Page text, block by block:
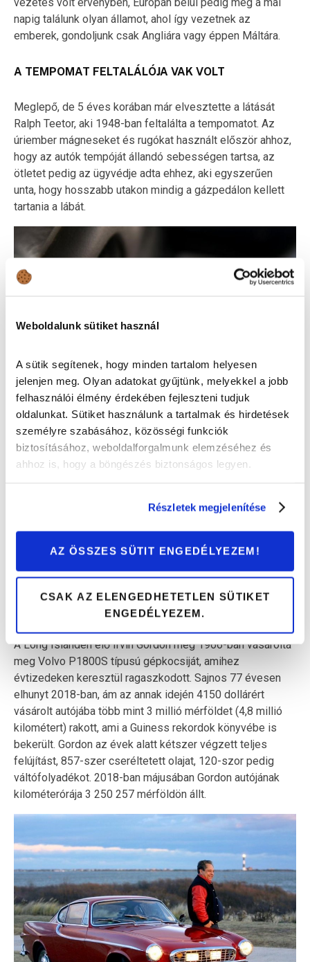
Weboldalunk sütiket használ
A sütik segítenek, hogy minden tartalom helyesen
jelenjen meg. Olyan adatokat gyűjtünk, melyekkel a jobb
felhasználói élmény érdekében fejleszteni tudjuk
oldalunkat. Sütiket használunk a tartalmak és hirdetések
személyre szabásához, közösségi funkciók
biztosításához, weboldalforgalmunk elemzéséhez és
ahhoz is, hogy a böngészés biztonságos legyen.
Részletek megjelenítése
AZ ÖSSZES SÜTIT ENGEDÉLYEZEM!
CSAK AZ ELENGEDHETETLEN SÜTIKET
ENGEDÉLYEZEM.
napig találunk olyan államot, ahol így vezetnek az
emberek, gondoljunk csak Angliára vagy éppen Máltára.
A TEMPOMAT FELTALÁLÓJA VAK VOLT
Meglepő, de 5 éves korában már elvesztette a látását
Ralph Teetor, aki 1948-ban feltalálta a tempomatot. Az
úriember mágneseket és rugókat használt először ahhoz,
hogy az autók tempóját állandó sebességen tartsa, az
ötletet pedig az ügyvédje adta ehhez, aki egyszerűen
unta, hogy hosszabb utakon mindig a gázpedálon kellett
tartania a lábát.
NAGYOBB ESÉLLYEL HALUNK MEG A KÖZUTAKON
életünket, egész nagy az esélye; 1 az 5000-hez. Az autós
a gépre, akkor csupán 1 a 11 millióhoz az esélye, hogy
valamilyen tragédia történik.
3 MILLIÓ MÉRFÖLD
A Long Islanden élő Irvin Gordon még 1966-ban vásárolta
meg Volvo P1800S típusú gépkocsiját, amihez
évtizedeken keresztül ragaszkodott. Sajnos 77 évesen
elhunyt 2018-ban, ám az annak idején 4150 dollárért
vásárolt autójába több mint 3 millió mérföldet (4,8 millió
kilométert) rakott, ami a Guiness rekordok könyvébe is
bekerült. Gordon az évek alatt kétszer végzett teljes
felújítást, 857-szer cseréltetett olajat, 120-szor pedig
váltófolyadékot. 2018-ban májusában Gordon autójának
kilométerórája 3 250 257 mérföldön állt.